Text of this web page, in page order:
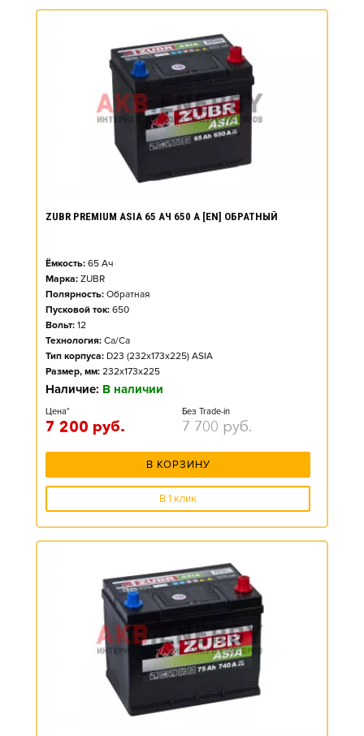
ZUBR PREMIUM ASIA 65 АЧ 650 А [EN] ОБРАТНЫЙ
Ёмкость: 65 Ач
Марка: ZUBR
Полярность: Обратная
Пусковой ток: 650
Вольт: 12
Технология: Ca/Ca
Тип корпуса: D23 (232x173x225) ASIA
Размер, мм: 232x173x225
Наличие: В наличии
Цена*
7 200 руб.
Без Trade-in
7 700 руб.
В КОРЗИНУ
В 1 клик